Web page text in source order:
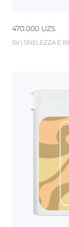
470.000 UZS
SV | SNELEZZA E